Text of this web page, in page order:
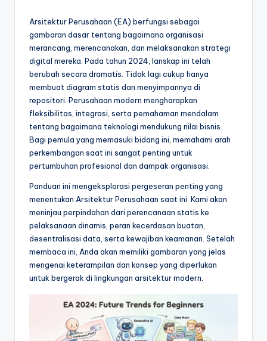
A
si
&
S
o
Arsitektur Perusahaan (EA) berfungsi sebagai
gambaran dasar tentang bagaimana organisasi
merancang, merencanakan, dan melaksanakan strategi
digital mereka. Pada tahun 2024, lanskap ini telah
berubah secara dramatis. Tidak lagi cukup hanya
membuat diagram statis dan menyimpannya di
repositori. Perusahaan modern mengharapkan
fleksibilitas, integrasi, serta pemahaman mendalam
tentang bagaimana teknologi mendukung nilai bisnis.
Bagi pemula yang memasuki bidang ini, memahami arah
perkembangan saat ini sangat penting untuk
pertumbuhan profesional dan dampak organisasi.
Panduan ini mengeksplorasi pergeseran penting yang
menentukan Arsitektur Perusahaan saat ini. Kami akan
meninjau perpindahan dari perencanaan statis ke
pelaksanaan dinamis, peran kecerdasan buatan,
desentralisasi data, serta kewajiban keamanan. Setelah
membaca ini, Anda akan memiliki gambaran yang jelas
mengenai keterampilan dan konsep yang diperlukan
untuk bergerak di lingkungan arsitektur modern.